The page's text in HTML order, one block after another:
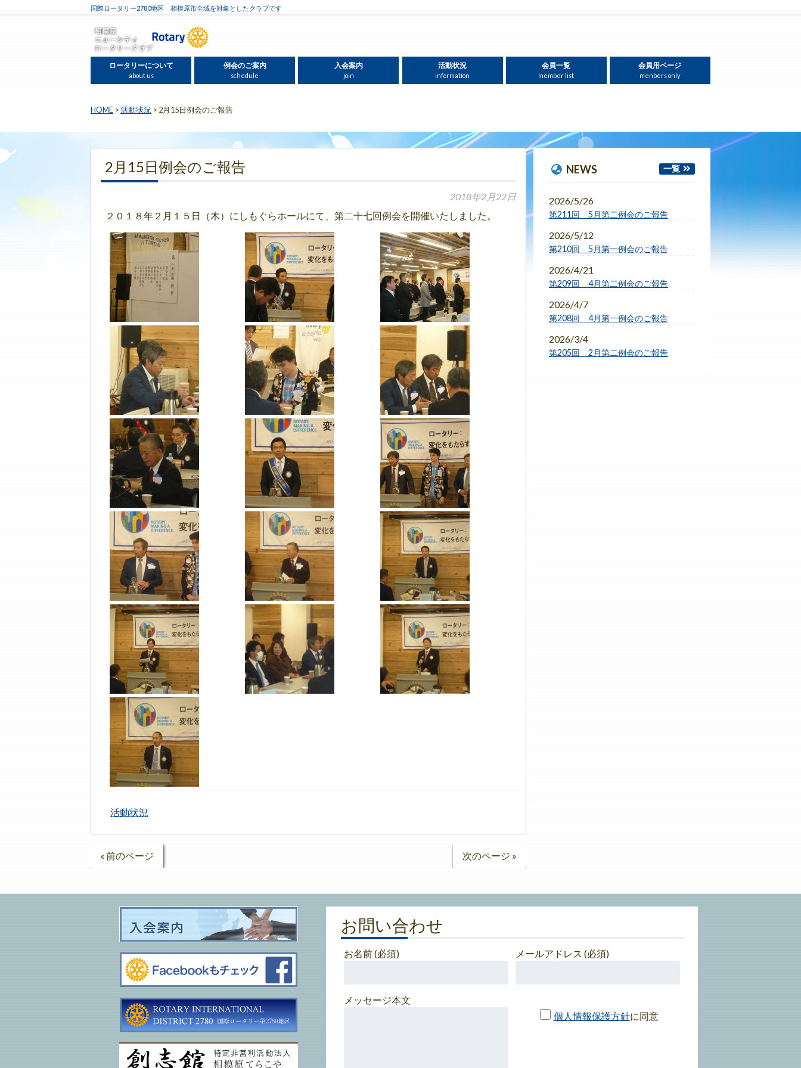
国際ロータリー2780地区 相模原市全域を対象としたクラブです
ロータリーについて
about us
例会のご案内
schedule
入会案内
join
活動状況
information
会員一覧
member list
会員用ページ
menbers only
HOME >活動状況 > 2月15日例会のご報告
2月15日例会のご報告
2018年2月22日
２０１８年２月１５日（木）にしもぐらホールにて、第二十七回例会を開催いたしました。
活動状況
« 前のページ 次のページ »
NEWS 一覧
2026/5/26
第211回 5月第二例会のご報告
2026/5/12
第210回 5月第一例会のご報告
2026/4/21
第209回 4月第二例会のご報告
2026/4/7
第208回 4月第一例会のご報告
2026/3/4
第205回 2月第二例会のご報告
お問い合わせ
お名前 (必須) メールアドレス (必須)
メッセージ本文
個人情報保護方針に同意